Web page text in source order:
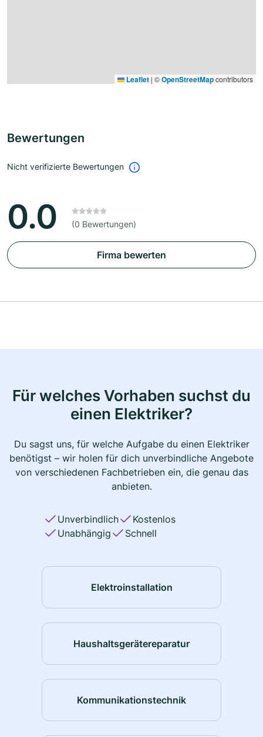
Leaflet | ©OpenStreetMapcontributors
Bewertungen
Nicht verifizierte Bewertungen
0.0 (0 Bewertungen)
Firma bewerten
Für welches Vorhaben suchst du
einen Elektriker?
Du sagst uns, für welche Aufgabe du einen Elektriker
benötigst – wir holen für dich unverbindliche Angebote
von verschiedenen Fachbetrieben ein, die genau das
anbieten.
Unverbindlich
Kostenlos
Unabhängig
Schnell
Elektroinstallation
Haushaltsgerätereparatur
Kommunikationstechnik